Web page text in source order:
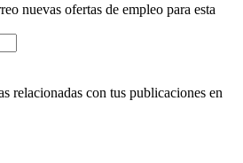
nuevas ofertas de empleo para esta
relacionadas con tus publicaciones en